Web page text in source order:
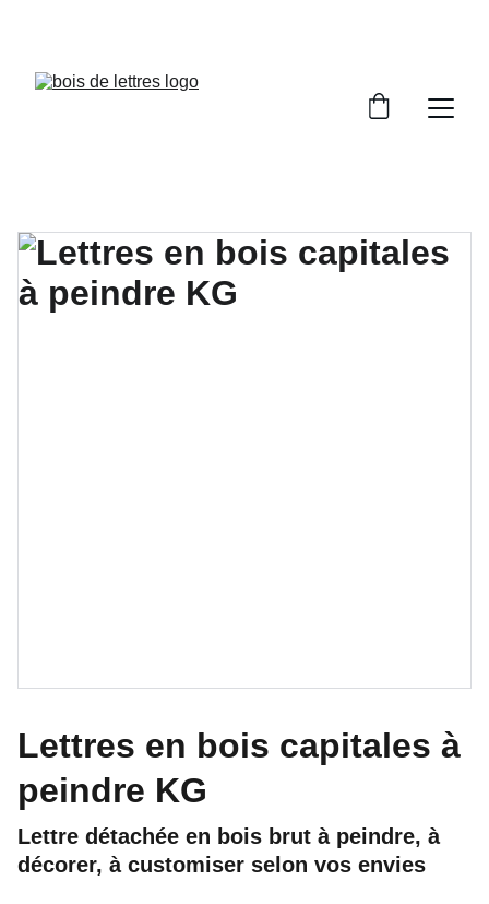
Lettres en bois capitales à
peindre KG
Lettre détachée en bois brut à peindre, à
décorer, à customiser selon vos envies